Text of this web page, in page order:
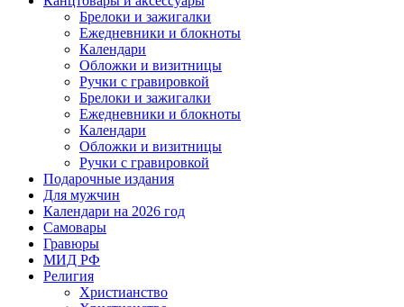
Брелоки и зажигалки
Ежедневники и блокноты
Календари
Обложки и визитницы
Ручки с гравировкой
Брелоки и зажигалки
Ежедневники и блокноты
Календари
Обложки и визитницы
Ручки с гравировкой
Подарочные издания
Для мужчин
Календари на 2026 год
Самовары
Гравюры
МИД РФ
Религия
Христианство